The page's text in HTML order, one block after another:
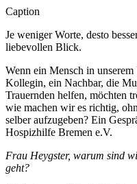
Caption
Je weniger Worte, desto
liebevollen Blick.
Wenn ein Mensch in
Kollegin, ein Nachbar, die
Trauernden helfen, möchten
wie machen wir es richtig,
selber aufzugeben? Ein
Hospizhilfe Bremen e.V.
Frau Heygster, warum sind
geht?